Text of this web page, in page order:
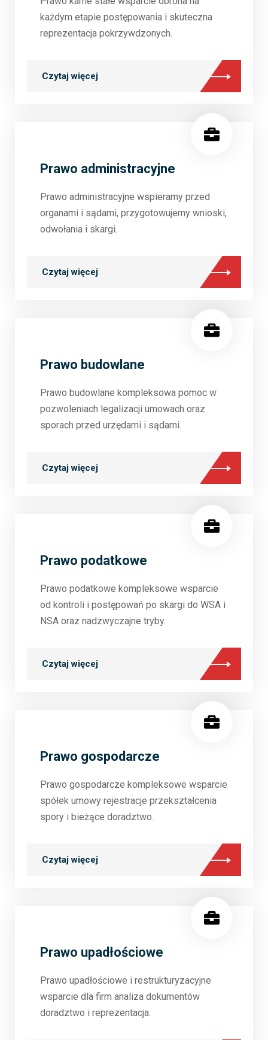
każdym etapie postępowania i skuteczna
reprezentacja pokrzywdzonych.
Czytaj więcej
Prawo administracyjne
Prawo administracyjne wspieramy przed
organami i sądami, przygotowujemy wnioski,
odwołania i skargi.
Czytaj więcej
Prawo budowlane
Prawo budowlane kompleksowa pomoc w
pozwoleniach legalizacji umowach oraz
sporach przed urzędami i sądami.
Czytaj więcej
Prawo podatkowe
Prawo podatkowe kompleksowe wsparcie
od kontroli i postępowań po skargi do WSA i
NSA oraz nadzwyczajne tryby.
Czytaj więcej
Prawo gospodarcze
Prawo gospodarcze kompleksowe wsparcie
spółek umowy rejestracje przekształcenia
spory i bieżące doradztwo.
Czytaj więcej
Prawo upadłościowe
Prawo upadłościowe i restrukturyzacyjne
wsparcie dla firm analiza dokumentów
doradztwo i reprezentacja.